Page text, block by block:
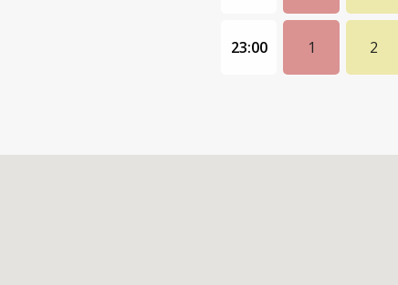
23:00 1 2